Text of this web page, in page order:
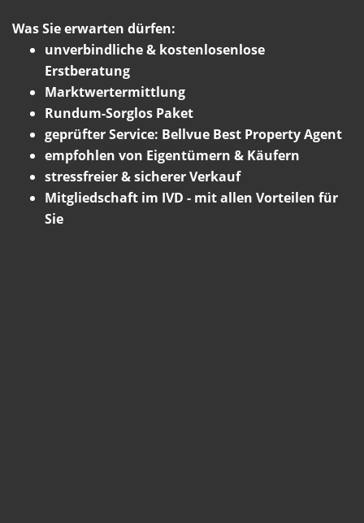
Was Sie erwarten dürfen:
unverbindliche & kostenlosenlose
Erstberatung
Marktwertermittlung
Rundum-Sorglos Paket
geprüfter Service: Bellvue Best Property Agent
empfohlen von Eigentümern & Käufern
stressfreier & sicherer Verkauf
Mitgliedschaft im IVD - mit allen Vorteilen für
Sie